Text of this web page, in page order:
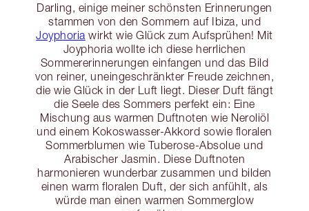
Darling, einige meiner schönsten Erinnerungen
stammen von den Sommern auf Ibiza, und
Joyphoria wirkt wie Glück zum Aufsprühen! Mit
Joyphoria wollte ich diese herrlichen
Sommererinnerungen einfangen und das Bild
von reiner, uneingeschränkter Freude zeichnen,
die wie Glück in der Luft liegt. Dieser Duft fängt
die Seele des Sommers perfekt ein: Eine
Mischung aus warmen Duftnoten wie Neroliöl
und einem Kokoswasser-Akkord sowie floralen
Sommerblumen wie Tuberose-Absolue und
Arabischer Jasmin. Diese Duftnoten
harmonieren wunderbar zusammen und bilden
einen warm floralen Duft, der sich anfühlt, als
würde man einen warmen Sommerglow